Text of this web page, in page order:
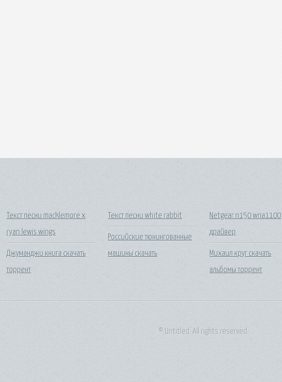
Текст песни macklemore x
ryan lewis wings
Джуманджи книга скачать
торрент
Текст песни white rabbit
Российские тюнингованные
машины скачать
Netgear n150 wna1100
драйвер
Михаил круг скачать
альбомы торрент
© Untitled. All rights reserved.